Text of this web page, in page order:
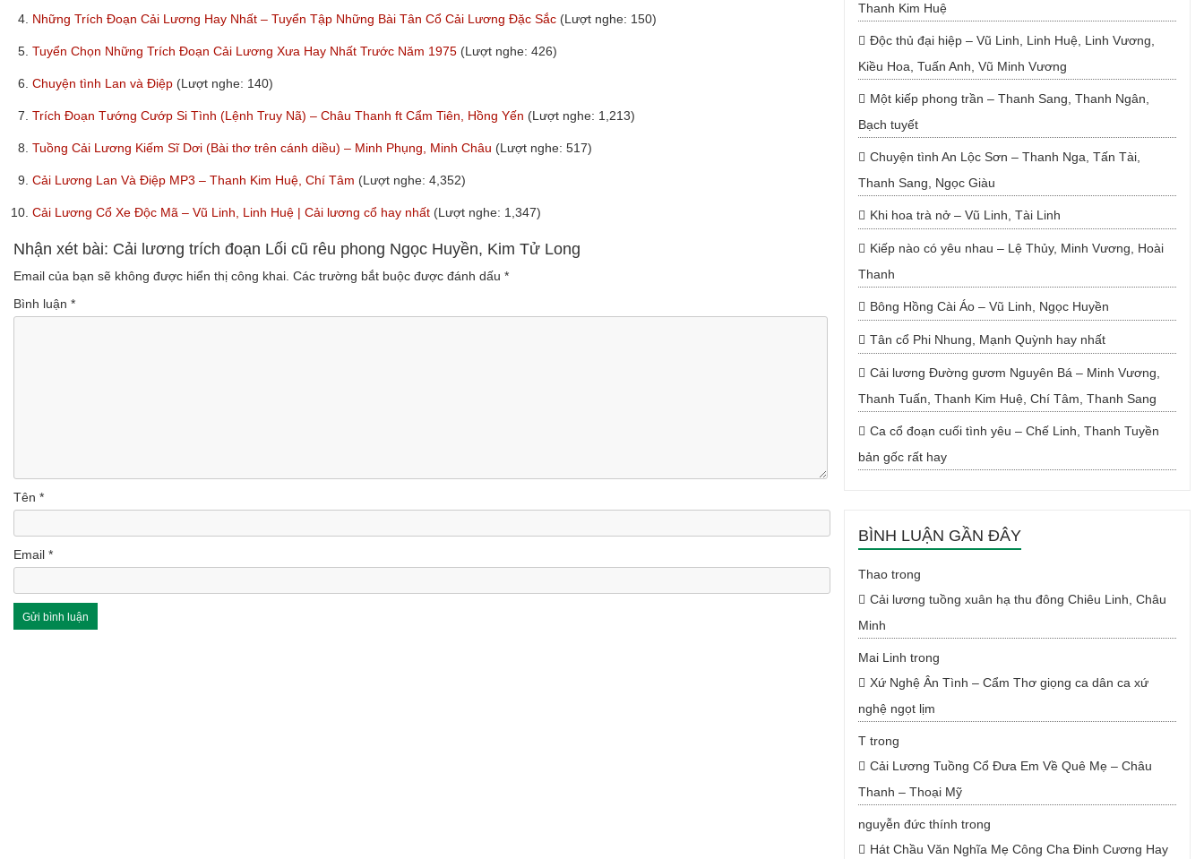
4. Những Trích Đoạn Cải Lương Hay Nhất – Tuyển Tập Những Bài Tân Cổ Cải Lương Đặc Sắc (Lượt nghe: 150)
5. Tuyển Chọn Những Trích Đoạn Cải Lương Xưa Hay Nhất Trước Năm 1975 (Lượt nghe: 426)
6. Chuyện tình Lan và Điệp (Lượt nghe: 140)
7. Trích Đoạn Tướng Cướp Si Tình (Lệnh Truy Nã) – Châu Thanh ft Cẩm Tiên, Hồng Yến (Lượt nghe: 1,213)
8. Tuồng Cải Lương Kiếm Sĩ Dơi (Bài thơ trên cánh diều) – Minh Phụng, Minh Châu (Lượt nghe: 517)
9. Cải Lương Lan Và Điệp MP3 – Thanh Kim Huệ, Chí Tâm (Lượt nghe: 4,352)
10. Cải Lương Cổ Xe Độc Mã – Vũ Linh, Linh Huệ | Cải lương cổ hay nhất (Lượt nghe: 1,347)
Nhận xét bài: Cải lương trích đoạn Lối cũ rêu phong Ngọc Huyền, Kim Tử Long
Email của bạn sẽ không được hiển thị công khai. Các trường bắt buộc được đánh dấu *
Bình luận *
Tên *
Email *
Thanh Kim Huệ
Độc thủ đại hiệp – Vũ Linh, Linh Huệ, Linh Vương,
Kiều Hoa, Tuấn Anh, Vũ Minh Vương
Một kiếp phong trần – Thanh Sang, Thanh Ngân,
Bạch tuyết
Chuyện tình An Lộc Sơn – Thanh Nga, Tấn Tài,
Thanh Sang, Ngọc Giàu
Khi hoa trà nở – Vũ Linh, Tài Linh
Kiếp nào có yêu nhau – Lệ Thủy, Minh Vương, Hoài
Thanh
Bông Hồng Cài Áo – Vũ Linh, Ngọc Huyền
Tân cổ Phi Nhung, Mạnh Quỳnh hay nhất
Cải lương Đường gươm Nguyên Bá – Minh Vương,
Thanh Tuấn, Thanh Kim Huệ, Chí Tâm, Thanh Sang
Ca cổ đoạn cuối tình yêu – Chế Linh, Thanh Tuyền
bản gốc rất hay
BÌNH LUẬN GẦN ĐÂY
Thaotrong
Cải lương tuồng xuân hạ thu đông Chiêu Linh, Châu
Minh
Mai Linh trong
Xứ Nghệ Ân Tình – Cẩm Thơ giọng ca dân ca xứ
nghệ ngọt lịm
Ttrong
Cải Lương Tuồng Cổ Đưa Em Về Quê Mẹ – Châu
Thanh – Thoại Mỹ
nguyễn đức thính trong
Hát Chầu Văn Nghĩa Mẹ Công Cha Đinh Cương Hay